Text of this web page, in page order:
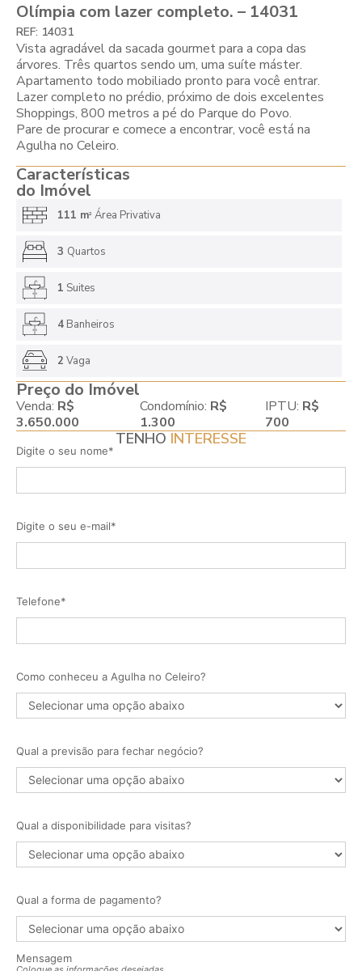
Olímpia com lazer completo. – 14031
REF: 14031
Vista agradável da sacada gourmet para a copa das
árvores. Três quartos sendo um, uma suíte máster.
Apartamento todo mobiliado pronto para você entrar.
Lazer completo no prédio, próximo de dois excelentes
Shoppings, 800 metros a pé do Parque do Povo.
Pare de procurar e comece a encontrar, você está na
Agulha no Celeiro.
Características
do Imóvel
111 m2 Área Privativa
3 Quartos
1 Suites
4Banheiros
2 Vaga
Preço do Imóvel
Venda: R$
3.650.000
Condomínio: R$
1.300
IPTU: R$
700
TENHO INTERESSE
Digite o seu nome*
Digite o seu e-mail*
Telefone*
Como conheceu a Agulha no Celeiro?
Qual a previsão para fechar negócio?
Qual a disponibilidade para visitas?
Qual a forma de pagamento?
Mensagem